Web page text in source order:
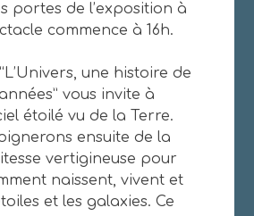
portes de l’exposition à
commence à 16h.
une histoire de
vous invite à
étoilé vu de la Terre.
ensuite de la
vertigineuse pour
naissent, vivent et
et les galaxies. Ce